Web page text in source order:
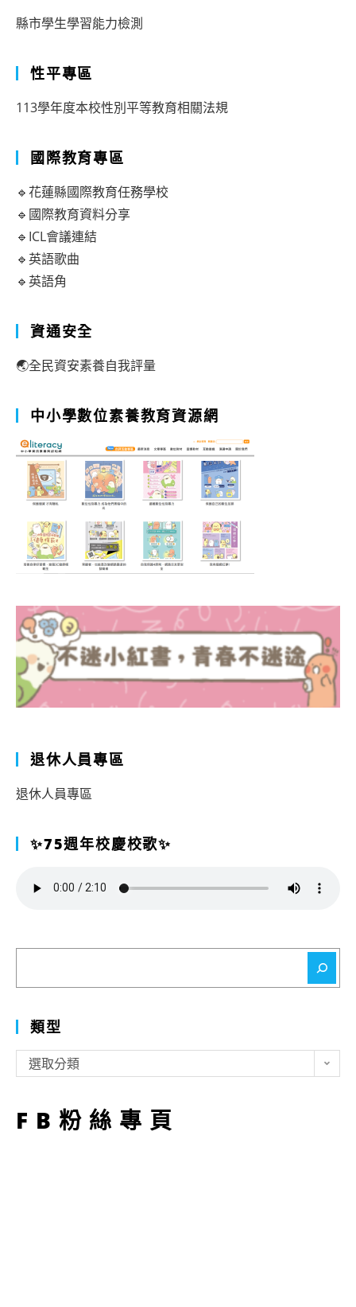
縣市學生學習能力檢測
性平專區
113學年度本校性別平等教育相關法規
國際教育專區
🔹花蓮縣國際教育任務學校
🔹國際教育資料分享
🔹ICL會議連結
🔹英語歌曲
🔹英語角
資通安全
🌏全民資安素養自我評量
中小學數位素養教育資源網
退休人員專區
退休人員專區
✨75週年校慶校歌✨
類型
型
選取分類
FB粉絲專頁